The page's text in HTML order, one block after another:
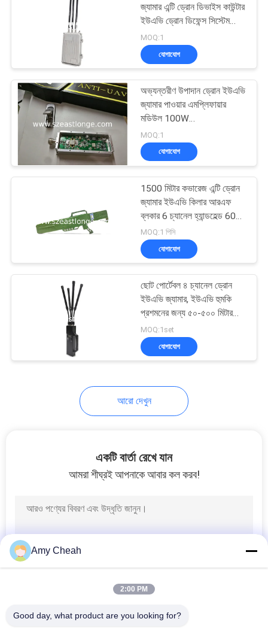
জ্যামার এন্টি ড্রোন ডিভাইস কাউন্টার
ইউএভি ড্রোন ডিফেন্স সিস্টেম
EST-710G3
MOQ:1
যোগাযোগ
অভ্যন্তরীণ উপাদান ড্রোন ইউএভি
জ্যামার পাওয়ার এমপ্লিফায়ার
মডিউল 100W
100MHz~5.8GHz
MOQ:1
যোগাযোগ
1500 মিটার কভারেজ এন্টি ড্রোন
জ্যামার ইউএভি কিলার আরএফ
ব্লকার 6 চ্যানেল হ্যান্ডহেল্ড 60W
উচ্চ শক্তি
MOQ:1 পিসি
যোগাযোগ
ছোট পোর্টেবল ৪ চ্যানেল ড্রোন
ইউএভি জ্যামার, ইউএভি হুমকি
প্রশমনের জন্য ৫০-৫০০ মিটার
জ্যামিং রেঞ্জ প্রযুক্তি অন্তর্ভুক্ত
MOQ:1set
যোগাযোগ
আরো দেখুন
একটি বার্তা রেখে যান
আমরা শীঘ্রই আপনাকে আবার কল করব!
Amy Cheah
2:00 PM
Good day, what product are you looking for?